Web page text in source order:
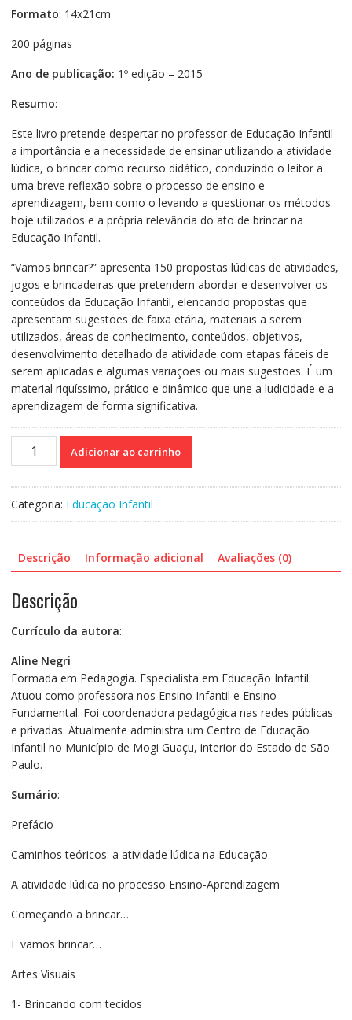
Formato: 14x21cm
200 páginas
Ano de publicação: 1º edição – 2015
Resumo:
Este livro pretende despertar no professor de Educação Infantil
a importância e a necessidade de ensinar utilizando a atividade
lúdica, o brincar como recurso didático, conduzindo o leitor a
uma breve reflexão sobre o processo de ensino e
aprendizagem, bem como o levando a questionar os métodos
hoje utilizados e a própria relevância do ato de brincar na
Educação Infantil.
“Vamos brincar?” apresenta 150 propostas lúdicas de atividades,
jogos e brincadeiras que pretendem abordar e desenvolver os
conteúdos da Educação Infantil, elencando propostas que
apresentam sugestões de faixa etária, materiais a serem
utilizados, áreas de conhecimento, conteúdos, objetivos,
desenvolvimento detalhado da atividade com etapas fáceis de
serem aplicadas e algumas variações ou mais sugestões. É um
material riquíssimo, prático e dinâmico que une a ludicidade e a
aprendizagem de forma significativa.
Vamos
Brincar?
para
Educação
quantidade
Adicionar ao carrinho
Categoria: Educação Infantil
Descrição Informação adicional Avaliações (0)
Descrição
Currículo da autora:
Aline Negri
Formada em Pedagogia. Especialista em Educação Infantil.
Atuou como professora nos Ensino Infantil e Ensino
Fundamental. Foi coordenadora pedagógica nas redes públicas
e privadas. Atualmente administra um Centro de Educação
Infantil no Município de Mogi Guaçu, interior do Estado de São
Paulo.
Sumário:
Prefácio
Caminhos teóricos: a atividade lúdica na Educação
A atividade lúdica no processo Ensino-Aprendizagem
Começando a brincar…
E vamos brincar…
Artes Visuais
1- Brincando com tecidos